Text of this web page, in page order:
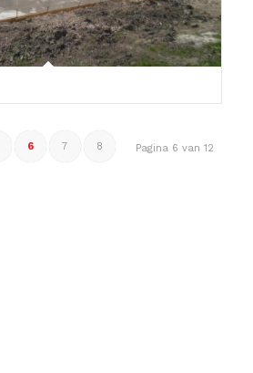
Pagina 6 van 12
6 7 8